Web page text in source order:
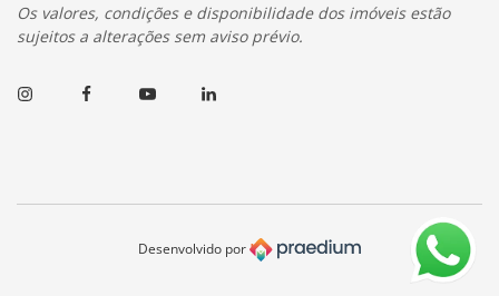
Os valores, condições e disponibilidade dos imóveis estão
sujeitos a alterações sem aviso prévio.
InstagramFacebookYoutubeLinkedin
Desenvolvido por